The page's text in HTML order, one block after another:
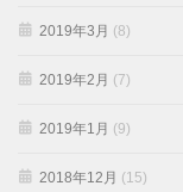
2019年3月 (8)
2019年2月 (7)
2019年1月 (9)
2018年12月 (15)